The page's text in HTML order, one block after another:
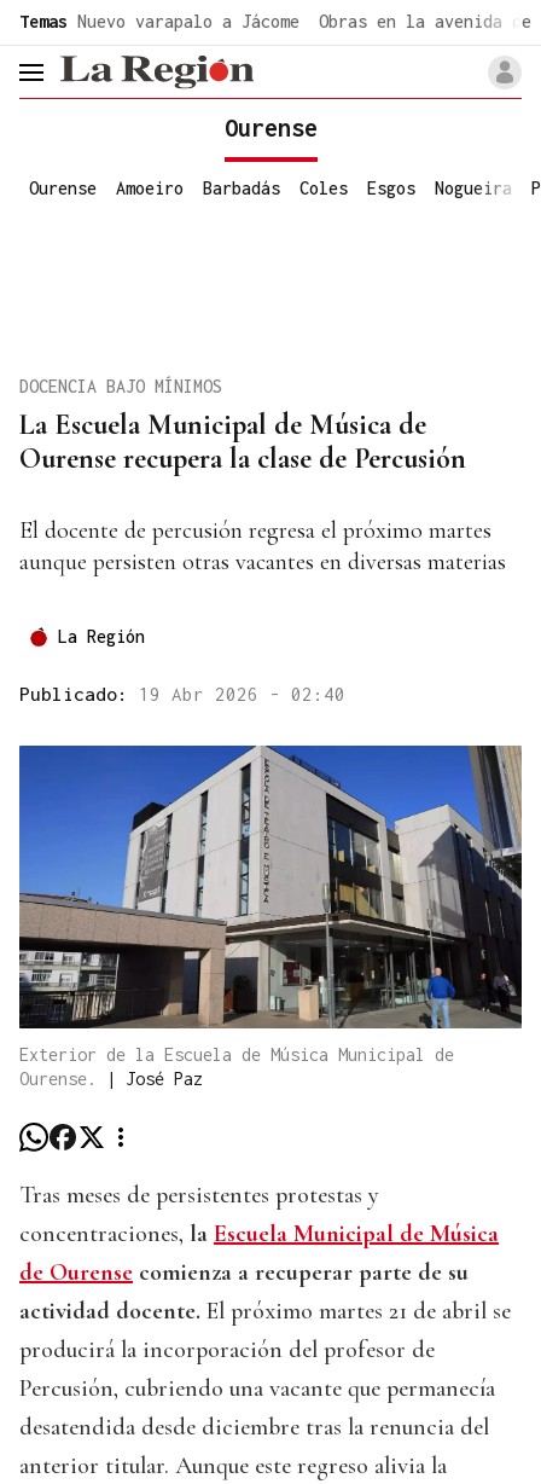
Temas Nuevo varapalo a Jácome Obras en la avenida de
header.menu.open
Ourense
Ourense Amoeiro Barbadás Coles Esgos Nogueira
La Escuela Municipal de Música de
Ourense recupera la clase de Percusión
DOCENCIA BAJO MÍNIMOS
El docente de percusión regresa el próximo martes
aunque persisten otras vacantes en diversas materias
La Región
Publicado: 19 Abr 2026 - 02:40
Exterior de la Escuela de Música Municipal de
Ourense.
| José Paz
Tras meses de persistentes protestas y
concentraciones, la Escuela Municipal de Música
de Ourense comienza a recuperar parte de su
actividad docente. El próximo martes 21 de abril se
producirá la incorporación del profesor de
Percusión, cubriendo una vacante que permanecía
desatendida desde diciembre tras la renuncia del
anterior titular. Aunque este regreso alivia la